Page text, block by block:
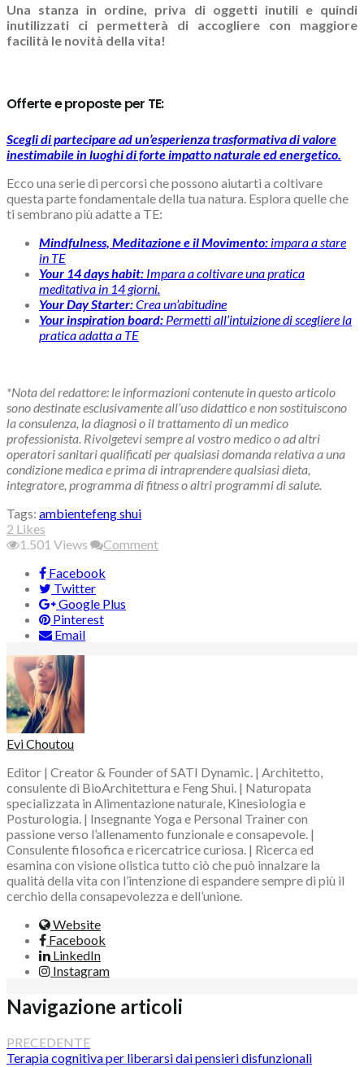
Una stanza in ordine, priva di oggetti inutili e quindi
inutilizzati ci permetterà di accogliere con maggiore
facilità le novità della vita!
Offerte e proposte per TE:
Scegli di partecipare ad un’esperienza trasformativa di valore
inestimabile in luoghi di forte impatto naturale ed energetico.
Ecco una serie di percorsi che possono aiutarti a coltivare
questa parte fondamentale della tua natura. Esplora quelle che
ti sembrano più adatte a TE:
Mindfulness, Meditazione e il Movimento: impara a stare
in TE
Your 14 days habit: Impara a coltivare una pratica
meditativa in 14 giorni.
Your Day Starter:Crea un’abitudine
Your inspiration board: Permetti all’intuizione di scegliere la
pratica adatta a TE
*Nota del redattore: le informazioni contenute in questo articolo
sono destinate esclusivamente all’uso didattico e non sostituiscono
la consulenza, la diagnosi o il trattamento di un medico
professionista. Rivolgetevi sempre al vostro medico o ad altri
operatori sanitari qualificati per qualsiasi domanda relativa a una
condizione medica e prima di intraprendere qualsiasi dieta,
integratore, programma di fitness o altri programmi di salute.
Tags: ambientefeng shui
2 Likes
1.501 Views
Comment
Facebook
Twitter
Google Plus
Pinterest
Email
Evi Choutou
Editor | Creator & Founder of SATI Dynamic. | Architetto,
consulente di BioArchitettura e Feng Shui. | Naturopata
specializzata in Alimentazione naturale, Kinesiologia e
Posturologia. | Insegnante Yoga e Personal Trainer con
passione verso l’allenamento funzionale e consapevole. |
Consulente filosofica e ricercatrice curiosa. | Ricerca ed
esamina con visione olistica tutto ciò che può innalzare la
qualità della vita con l’intenzione di espandere sempre di più il
cerchio della consapevolezza e dell’unione.
Website
Facebook
LinkedIn
Instagram
Navigazione articoli
PRECEDENTE
Terapia cognitiva per liberarsi dai pensieri disfunzionali